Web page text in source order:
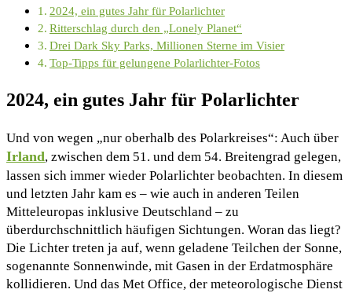
2024, ein gutes Jahr für Polarlichter
Ritterschlag durch den „Lonely Planet“
Drei Dark Sky Parks, Millionen Sterne im Visier
Top-Tipps für gelungene Polarlichter-Fotos
2024, ein gutes Jahr für Polarlichter
Und von wegen „nur oberhalb des Polarkreises“: Auch über
Irland, zwischen dem 51. und dem 54. Breitengrad gelegen,
lassen sich immer wieder Polarlichter beobachten. In diesem
und letzten Jahr kam es – wie auch in anderen Teilen
Mitteleuropas inklusive Deutschland – zu
überdurchschnittlich häufigen Sichtungen. Woran das liegt?
Die Lichter treten ja auf, wenn geladene Teilchen der Sonne,
sogenannte Sonnenwinde, mit Gasen in der Erdatmosphäre
kollidieren. Und das Met Office, der meteorologische Dienst